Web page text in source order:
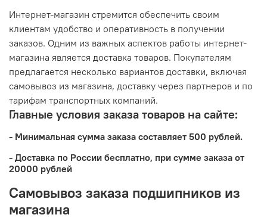
Интернет-магазин стремится обеспечить своим
клиентам удобство и оперативность в получении
заказов. Одним из важных аспектов работы интернет-
магазина является доставка товаров. Покупателям
предлагается несколько вариантов доставки, включая
самовывоз из магазина, доставку через партнеров и по
тарифам транспортных компаний.
Главные условия заказа товаров на сайте:
- Минимальная сумма заказа составляет 500 рублей.
- Доставка по России бесплатно, при сумме заказа от
20000 рублей
Самовывоз заказа подшипников из
магазина